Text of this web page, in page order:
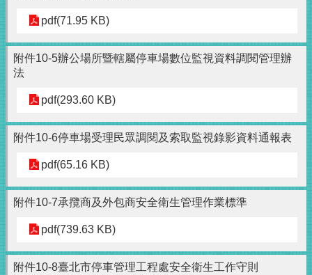
pdf(71.95 KB)
附件10-5辦公場所暨轄屬停車場數位監視資料調閱管理辦
法
pdf(293.60 KB)
附件10-6停車場受理民眾調閱及索取監視錄影資料通報表
pdf(65.16 KB)
附件10-7承攬商及外包商安全衛生管理作業標準
pdf(739.63 KB)
附件10-8臺北市停車管理工程處安全衛生工作守則